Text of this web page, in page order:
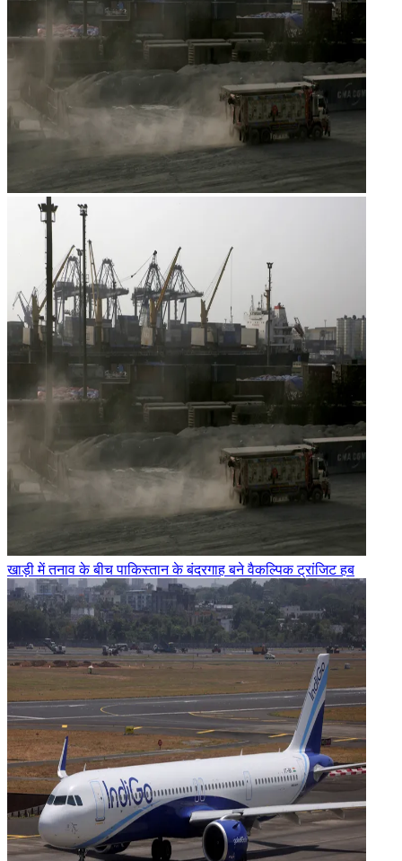
खाड़ी में तनाव के बीच पाकिस्तान के बंदरगाह बने वैकल्पिक ट्रांजिट हब